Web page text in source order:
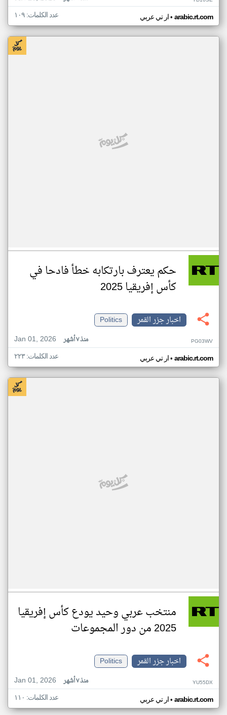
ار تي عربي• arabic.rt.com عدد الكلمات: ١٠٩
حكم يعترف بارتكابه خطأ فادحا في
كأس إفريقيا 2025
اخبار جزر القمر
Politics
Jan 01, 2026
منذ ٧ أشهر PG03WV
ار تي عربي• arabic.rt.com عدد الكلمات: ٢٢٣
منتخب عربي وحيد يودع كأس إفريقيا
2025 من دور المجموعات
اخبار جزر القمر
Politics
Jan 01, 2026
منذ ٧ أشهر YU55DX
ار تي عربي• arabic.rt.com عدد الكلمات: ١١٠